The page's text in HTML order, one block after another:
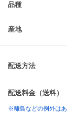
品種
産地
配送方法
配送料金（送料）
※離島などの例外は